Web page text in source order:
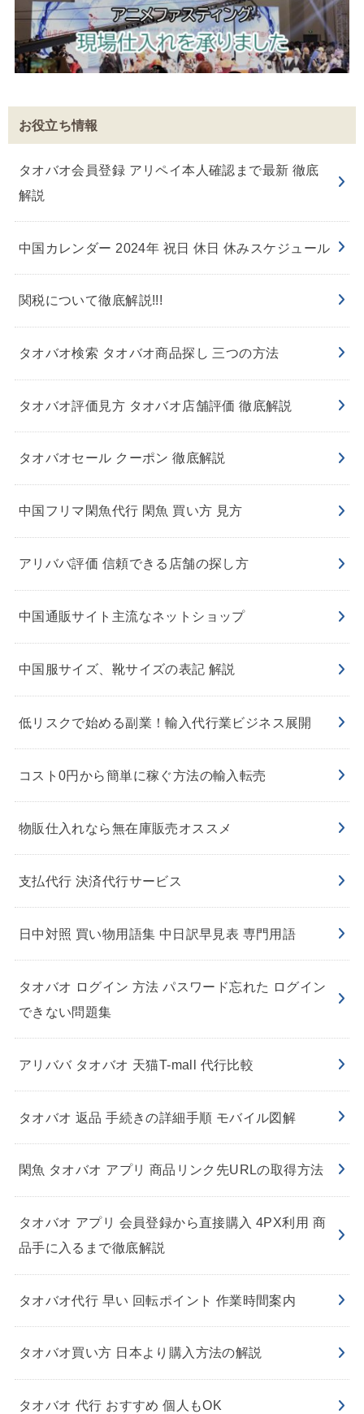
お役立ち情報
タオバオ会員登録 アリペイ本人確認まで最新 徹底
解説
中国カレンダー 2024年 祝日 休日 休みスケジュール
関税について徹底解説!!!
タオバオ検索 タオバオ商品探し 三つの方法
タオバオ評価見方 タオバオ店舗評価 徹底解説
タオバオセール クーポン 徹底解説
中国フリマ閑魚代行 閑魚 買い方 見方
アリババ評価 信頼できる店舗の探し方
中国通販サイト主流なネットショップ
中国服サイズ、靴サイズの表記 解説
低リスクで始める副業！輸入代行業ビジネス展開
コスト0円から簡単に稼ぐ方法の輸入転売
物販仕入れなら無在庫販売オススメ
支払代行 決済代行サービス
日中対照 買い物用語集 中日訳早見表 専門用語
タオバオ ログイン 方法 パスワード忘れた ログイン
できない問題集
アリババ タオバオ 天猫T-mall 代行比較
タオバオ 返品 手続きの詳細手順 モバイル図解
閑魚 タオバオ アプリ 商品リンク先URLの取得方法
タオバオ アプリ 会員登録から直接購入 4PX利用 商
品手に入るまで徹底解説
タオバオ代行 早い 回転ポイント 作業時間案内
タオバオ買い方 日本より購入方法の解説
タオバオ 代行 おすすめ 個人もOK